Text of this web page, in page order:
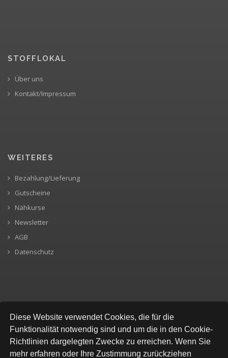
Diese Website verwendet Cookies, die für die
Funktionalität notwendig sind und um die in den Cookie-
Richtlinien dargelegten Zwecke zu erreichen. Wenn Sie
mehr erfahren oder Ihre Zustimmung zurückziehen
STOFFLOKAL
Über uns
Kontakt/Impressum
WEITERES
Bezahlung/Lieferung
Gutscheine
Nähkurse
Newsletter
AGB
Datenschutz
SICHERE BEZAHLUNG